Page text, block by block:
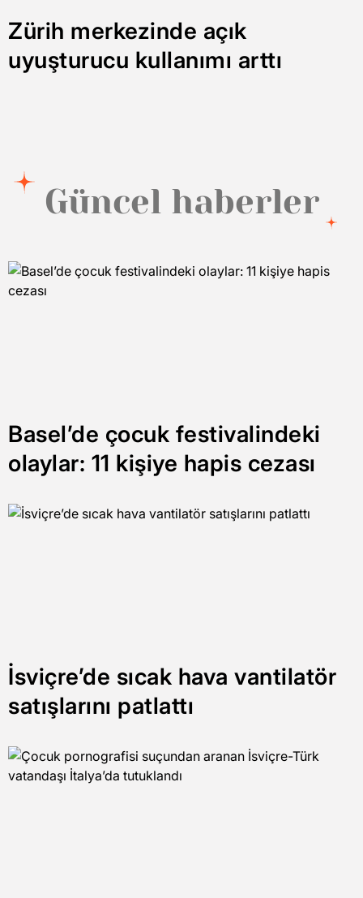
Zürih merkezinde açık
uyuşturucu kullanımı arttı
Güncel haberler
Basel’de çocuk festivalindeki
olaylar: 11 kişiye hapis cezası
İsviçre’de sıcak hava vantilatör
satışlarını patlattı